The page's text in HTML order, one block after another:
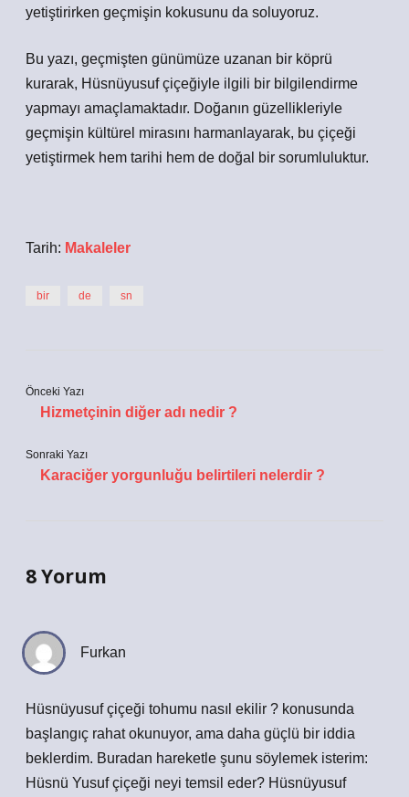
yetiştirirken geçmişin kokusunu da soluyoruz.
Bu yazı, geçmişten günümüze uzanan bir köprü
kurarak, Hüsnüyusuf çiçeğiyle ilgili bir bilgilendirme
yapmayı amaçlamaktadır. Doğanın güzellikleriyle
geçmişin kültürel mirasını harmanlayarak, bu çiçeği
yetiştirmek hem tarihi hem de doğal bir sorumluluktur.
Tarih: Makaleler
bir de sn
Önceki Yazı
Hizmetçinin diğer adı nedir ?
Sonraki Yazı
Karaciğer yorgunluğu belirtileri nelerdir ?
8 Yorum
Furkan
Hüsnüyusuf çiçeği tohumu nasıl ekilir ? konusunda
başlangıç rahat okunuyor, ama daha güçlü bir iddia
beklerdim. Buradan hareketle şunu söylemek isterim:
Hüsnü Yusuf çiçeği neyi temsil eder? Hüsnüyusuf